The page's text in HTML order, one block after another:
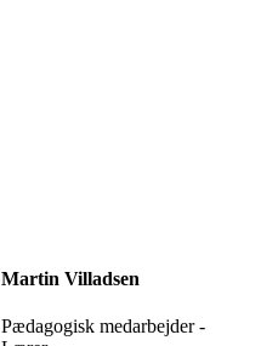
Martin Villadsen
Pædagogisk medarbejder -